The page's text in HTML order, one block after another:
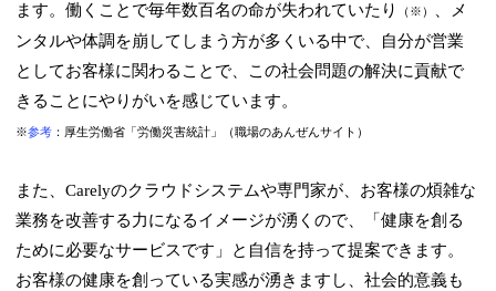
ます。働くことで毎年数百名の命が失われていたり （※）
、メ
ンタルや体調を崩してしまう方が多くいる中で、自分が営業
としてお客様に関わることで、この社会問題の解決に貢献で
きることにやりがいを感じています。
※参考 ：厚生労働省「労働災害統計」（職場のあんぜんサイト）
また、Carelyのクラウドシステムや専門家が、お客様の煩雑な
業務を改善する力になるイメージが湧くので、「健康を創る
ために必要なサービスです」と自信を持って提案できます。
お客様の健康を創っている実感が湧きますし、社会的意義も